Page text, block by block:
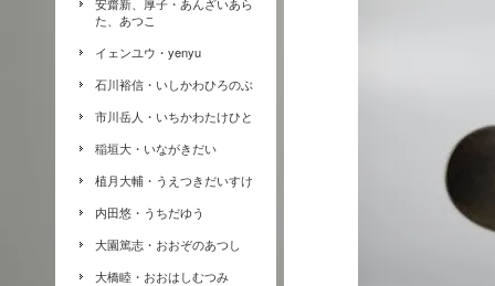
た、あつこ
イェンユウ・yenyu
石川裕信・いしかわひろのぶ
市川岳人・いちかわたけひと
稲垣大・いながきだい
植月大輔・うえつきだいすけ
内田悠・うちだゆう
大園篤志・おおぞのあつし
大橋睦・おおはしむつみ